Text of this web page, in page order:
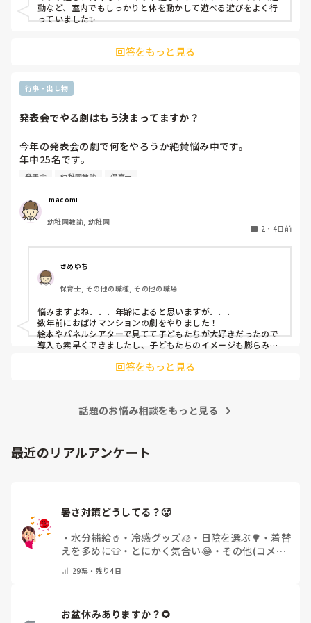
動など、室内でもしっかりと体を動かして遊べる遊びをよく行
っていました✨
回答をもっと見る
行事・出し物
発表会でやる劇はもう決まってますか？
今年の発表会の劇で何をやろうか絶賛悩み中です。
年中25名です。
過去に「これは子どもたちも楽しんで大成功だった！」「観
ひ教えてほしいです！
発表会 幼稚園教諭 保育士
macomi
幼稚園教諭, 幼稚園
2 ・ 4日前
さめゆち
保育士, その他の職種, その他の職場
悩みますよね．．．年齢によると思いますが．．．
数年前におばけマンションの劇をやりました！
絵本やパネルシアターで見てて子どもたちが大好きだったので
導入も素早くできましたし、子どもたちのイメージも膨らみや
回答をもっと見る
話題のお悩み相談をもっと見る
最近のリアルアンケート
暑さ対策どうしてる？🥵
・水分補給🥤 ・ 冷感グッズ🧊 ・ 日陰を選ぶ🌳 ・着替
えを多めに👕 ・ とにかく気合い😂・ その他(コメン
29票・ 残り4日
お盆休みありますか？🌻